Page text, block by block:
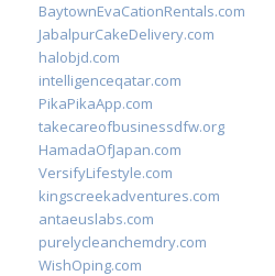
BaytownEvaCationRentals.com
JabalpurCakeDelivery.com
halobjd.com
intelligenceqatar.com
PikaPikaApp.com
takecareofbusinessdfw.org
HamadaOfJapan.com
VersifyLifestyle.com
kingscreekadventures.com
antaeuslabs.com
purelycleanchemdry.com
WishOping.com